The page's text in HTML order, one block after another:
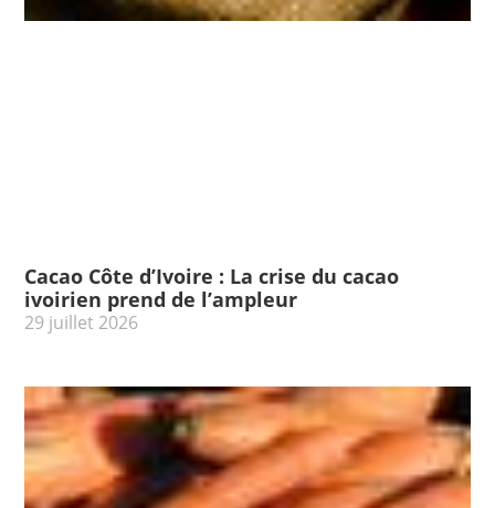
Cacao Côte d’Ivoire : La crise du cacao
ivoirien prend de l’ampleur
29 juillet 2026